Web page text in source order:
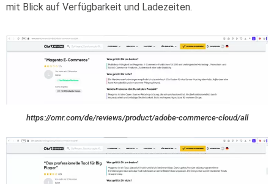
mit Blick auf Verfügbarkeit und Ladezeiten.
https://omr.com/de/reviews/product/adobe-commerce-cloud/all